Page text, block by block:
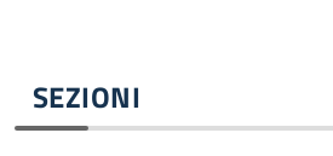
SEZIONI